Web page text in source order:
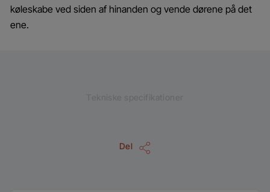
køleskabe ved siden af hinanden og vende dørene på det
ene.
Del